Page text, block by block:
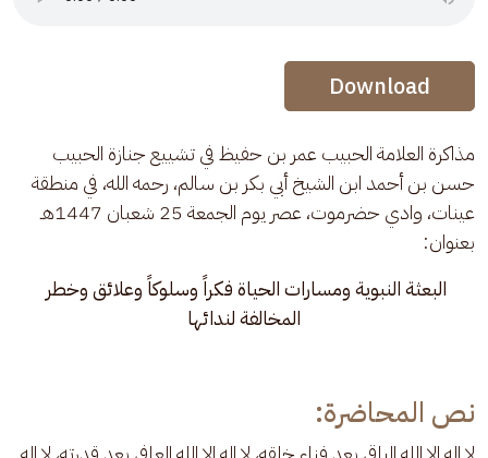
Audio Stream
Download
مذاكرة العلامة الحبيب عمر بن حفيظ في تشييع جنازة الحبيب
حسن بن أحمد ابن الشيخ أبي بكر بن سالم، رحمه الله، في منطقة
عينات، وادي حضرموت، عصر يوم الجمعة 25 شعبان 1447هـ
بعنوان:
البعثة النبوية ومسارات الحياة فكراً وسلوكاً وعلائق وخطر
المخالفة لندائها
نص المحاضرة: